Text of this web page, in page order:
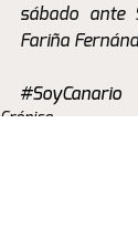
sábado ante
Fariña
#SoyCanario
Crónica